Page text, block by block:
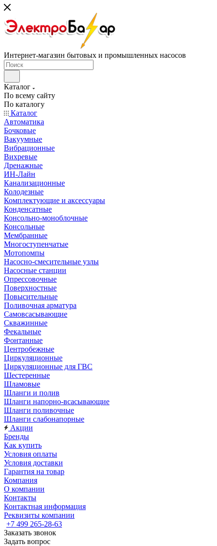
Интернет-магазин бытовых и промышленных насосов
Каталог
По всему сайту
По каталогу
Каталог
Автоматика
Бочковые
Вакуумные
Вибрационные
Вихревые
Дренажные
ИН-Лайн
Канализационные
Колодезные
Комплектующие и аксессуары
Конденсатные
Консольно-моноблочные
Консольные
Мембранные
Многоступенчатые
Мотопомпы
Насосно-смесительные узлы
Насосные станции
Опрессовочные
Поверхностные
Повысительные
Поливочная арматура
Самовсасывающие
Скважинные
Фекальные
Фонтанные
Центробежные
Циркуляционные
Циркуляционные для ГВС
Шестеренные
Шламовые
Шланги и полив
Шланги напорно-всасывающие
Шланги поливочные
Шланги слабонапорные
Акции
Бренды
Как купить
Условия оплаты
Условия доставки
Гарантия на товар
Компания
О компании
Контакты
Контактная информация
Реквизиты компании
+7 499 265-28-63
Заказать звонок
Задать вопрос